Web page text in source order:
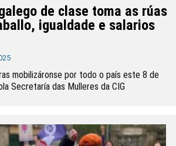
de clase toma as rúas
igualdade e salarios
mobilizáronse por todo o país este 8 de
Secretaría das Mulleres da CIG